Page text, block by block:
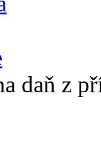
daň z